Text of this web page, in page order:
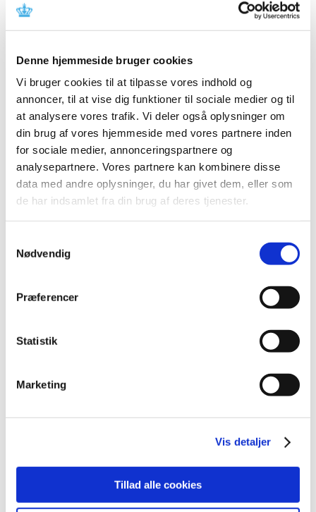
Denne hjemmeside bruger cookies
Vi bruger cookies til at tilpasse vores indhold og
annoncer, til at vise dig funktioner til sociale medier og til
at analysere vores trafik. Vi deler også oplysninger om
din brug af vores hjemmeside med vores partnere inden
for sociale medier, annonceringspartnere og
analysepartnere. Vores partnere kan kombinere disse
data med andre oplysninger, du har givet dem, eller som
de har indsamlet fra din brug af deres tjenester.
Nødvendig
Præferencer
Statistik
Marketing
Vis detaljer
Tillad alle cookies
Ledig bevilling til Maribo Apotek
|6. januar 2020|
oktober 2020.
Ledig bevilling til Odense Dalum Apotek
|6. januar 2020 |
Bevillingen til at drive Odense Dalum Apotek er ledig pr. 1.
november 2020.
Ledig bevilling til Høng Apotek
2026 (2)
2024 (30)